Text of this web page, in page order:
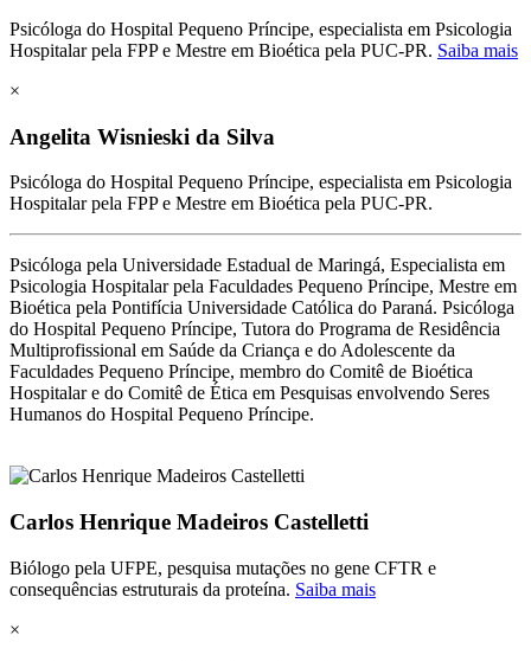
Psicóloga do Hospital Pequeno Príncipe, especialista em Psicologia
Hospitalar pela FPP e Mestre em Bioética pela PUC-PR. Saiba mais
×
Angelita Wisnieski da Silva
Psicóloga do Hospital Pequeno Príncipe, especialista em Psicologia
Hospitalar pela FPP e Mestre em Bioética pela PUC-PR.
Psicóloga pela Universidade Estadual de Maringá, Especialista em
Psicologia Hospitalar pela Faculdades Pequeno Príncipe, Mestre em
Bioética pela Pontifícia Universidade Católica do Paraná. Psicóloga
do Hospital Pequeno Príncipe, Tutora do Programa de Residência
Multiprofissional em Saúde da Criança e do Adolescente da
Faculdades Pequeno Príncipe, membro do Comitê de Bioética
Hospitalar e do Comitê de Ética em Pesquisas envolvendo Seres
Humanos do Hospital Pequeno Príncipe.
Carlos Henrique Madeiros Castelletti
Biólogo pela UFPE, pesquisa mutações no gene CFTR e
consequências estruturais da proteína. Saiba mais
×